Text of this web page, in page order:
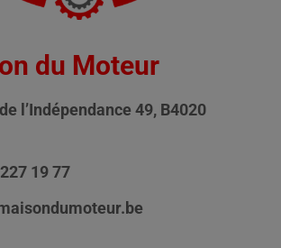
du Moteur
l’Indépendance 49, B4020
19 77